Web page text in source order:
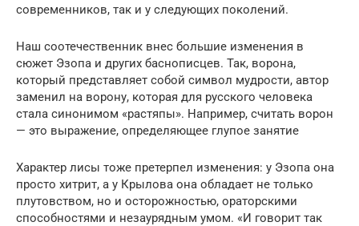
современников, так и у следующих поколений.
Наш соотечественник внес большие изменения в
сюжет Эзопа и других баснописцев. Так, ворона,
который представляет собой символ мудрости, автор
заменил на ворону, которая для русского человека
стала синонимом «растяпы». Например, считать ворон
— это выражение, определяющее глупое занятие
Характер лисы тоже претерпел изменения: у Эзопа она
просто хитрит, а у Крылова она обладает не только
плутовством, но и осторожностью, ораторскими
способностями и незаурядным умом. «И говорит так